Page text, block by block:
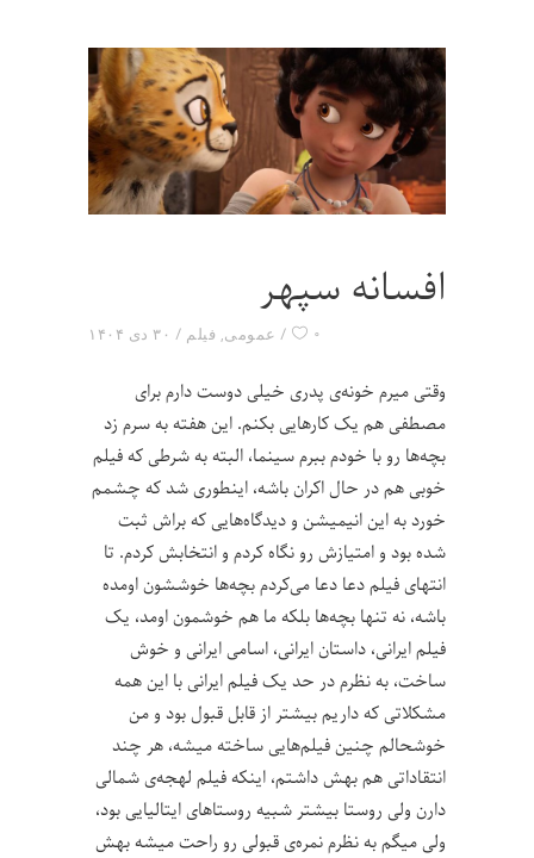
افسانه سپهر
۳۰ دی ۱۴۰۴ عمومی, فیلم ۰
وقتی میرم خونه‌ی پدری خیلی دوست دارم برای
مصطفی هم یک کارهایی بکنم. این هفته به سرم زد
بچه‌ها رو با خودم ببرم سینما، البته به شرطی که فیلم
خوبی هم در حال اکران باشه، اینطوری شد که چشمم
خورد به این انیمیشن و دیدگاه‌هایی که براش ثبت
شده بود و امتیازش رو نگاه کردم و انتخابش کردم. تا
انتهای فیلم دعا دعا می‌کردم بچه‌ها خوششون اومده
باشه، نه تنها بچه‌ها بلکه ما هم خوشمون اومد، یک
فیلم ایرانی، داستان ایرانی، اسامی ایرانی و خوش
ساخت، به نظرم در حد یک فیلم ایرانی با این همه
مشکلاتی که داریم بیشتر از قابل قبول بود و من
خوشحالم چنین فیلم‌هایی ساخته میشه، هر چند
انتقاداتی هم بهش داشتم، اینکه فیلم لهجه‌ی شمالی
دارن ولی روستا بیشتر شبیه روستاهای ایتالیایی بود،
ولی میگم به نظرم نمره‌ی قبولی رو راحت میشه بهش